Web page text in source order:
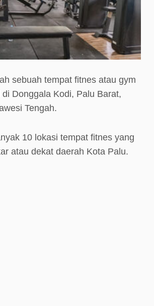
sebuah tempat fitnes atau gym
Donggala Kodi, Palu Barat,
Tengah.
10 lokasi tempat fitnes yang
atau dekat daerah Kota Palu.